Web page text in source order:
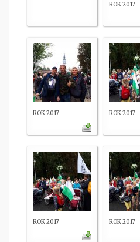
ROK 2017
ROK 2017 ROK 2017
ROK 2017 ROK 2017